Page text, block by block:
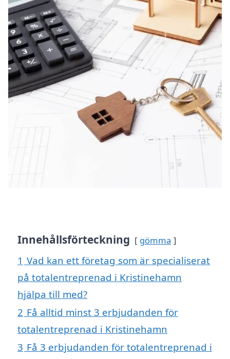
Innehållsförteckning gömma
1 Vad kan ett företag som är specialiserat
på totalentreprenad i Kristinehamn
hjälpa till med?
2 Få alltid minst 3 erbjudanden för
totalentreprenad i Kristinehamn
3 Få 3 erbjudanden för totalentreprenad i